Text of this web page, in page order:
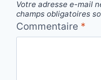
Votre adresse e-mail
champs obligatoires
Commentaire *